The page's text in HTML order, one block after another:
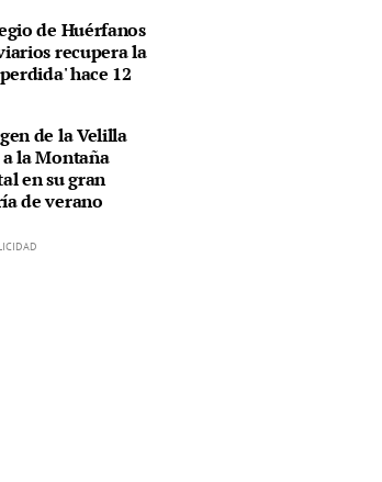
de Huérfanos
recupera la
hace 12
de la Velilla
la Montaña
en su gran
de verano